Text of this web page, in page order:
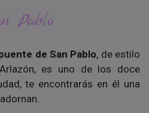
Pablo
de San Pablo, de estilo
es uno de los doce
te encontrarás en él una